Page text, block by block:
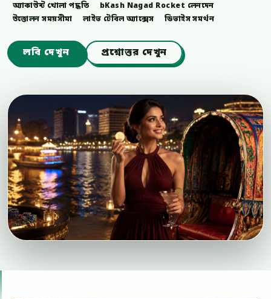
অ্যাকাউন্ট খোলা পদ্ধতি
bKash Nagad Rocket লেনদেন
উত্তোলন সময়সীমা
লাইভ টেবিল অ্যাক্সেস ডিভাইস সমর্থন
লবি দেখুন প্রশ্নোত্তর দেখুন